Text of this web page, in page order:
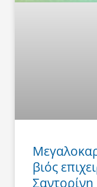
βιός
Σαντορίνη